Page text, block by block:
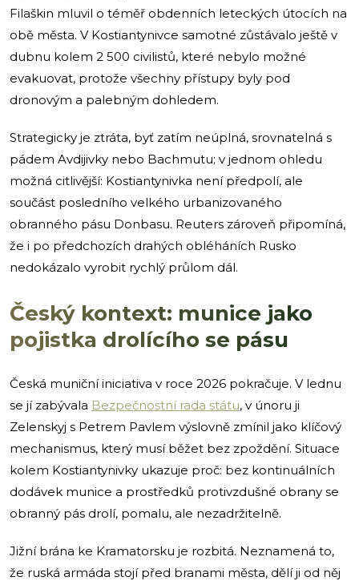
Filaškin mluvil o téměř obdenních leteckých útocích na
obě města. V Kostiantynivce samotné zůstávalo ještě v
dubnu kolem 2 500 civilistů, které nebylo možné
evakuovat, protože všechny přístupy byly pod
dronovým a palebným dohledem.
Strategicky je ztráta, byť zatím neúplná, srovnatelná s
pádem Avdijivky nebo Bachmutu; v jednom ohledu
možná citlivější: Kostiantynivka není předpolí, ale
součást posledního velkého urbanizovaného
obranného pásu Donbasu. Reuters zároveň připomíná,
že i po předchozích drahých obléháních Rusko
nedokázalo vyrobit rychlý průlom dál.
Český kontext: munice jako
pojistka drolícího se pásu
Česká muniční iniciativa v roce 2026 pokračuje. V lednu
se jí zabývala Bezpečnostní rada státu, v únoru ji
Zelenskyj s Petrem Pavlem výslovně zmínil jako klíčový
mechanismus, který musí běžet bez zpoždění. Situace
kolem Kostiantynivky ukazuje proč: bez kontinuálních
dodávek munice a prostředků protivzdušné obrany se
obranný pás drolí, pomalu, ale nezadržitelně.
Jižní brána ke Kramatorsku je rozbitá. Neznamená to,
že ruská armáda stojí před branami města, dělí ji od něj